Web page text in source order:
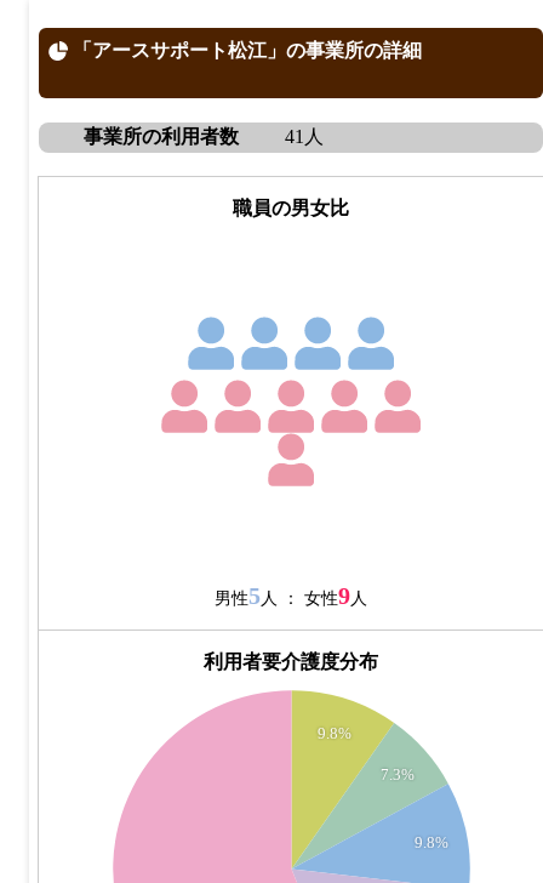
「アースサポート松江」の事業所の詳細
事業所の利用者数 41人
職員の男女比
男性5 人 ： 女性9 人
利用者要介護度分布
9.8%
7.3%
9.8%